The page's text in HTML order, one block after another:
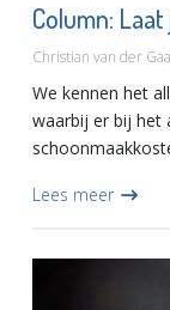
Column:
Christian van der
We kennen het
waarbij er bij het
model van...
Lees meer